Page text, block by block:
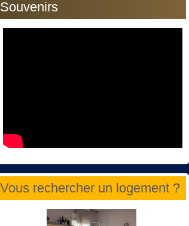
Souvenirs
Vous rechercher un logement ?